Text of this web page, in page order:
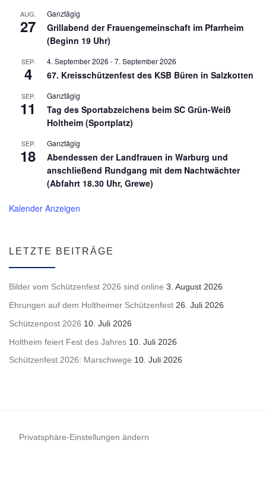
AUG.
27
Ganztägig
Grillabend der Frauengemeinschaft im Pfarrheim
(Beginn 19 Uhr)
SEP.
4
4. September 2026 -7. September 2026
67. Kreisschützenfest des KSB Büren in Salzkotten
SEP.
11
Ganztägig
Tag des Sportabzeichens beim SC Grün-Weiß
Holtheim (Sportplatz)
SEP.
18
Ganztägig
Abendessen der Landfrauen in Warburg und
anschließend Rundgang mit dem Nachtwächter
(Abfahrt 18.30 Uhr, Grewe)
Kalender Anzeigen
LETZTE BEITRÄGE
Bilder vom Schützenfest 2026 sind online 3. August 2026
Ehrungen auf dem Holtheimer Schützenfest 26. Juli 2026
Schützenpost 2026 10. Juli 2026
Holtheim feiert Fest des Jahres 10. Juli 2026
Schützenfest 2026: Marschwege 10. Juli 2026
Privatsphäre-Einstellungen ändern